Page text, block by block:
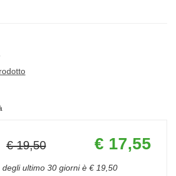
€ 19,50
Prezzo
scontato
€ 17,55
ultimo 30 giorni è € 19,50